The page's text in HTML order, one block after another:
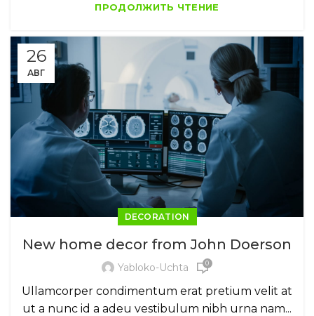
ПРОДОЛЖИТЬ ЧТЕНИЕ
26
АВГ
DECORATION
New home decor from John Doerson
Yabloko-Uchta 0
Ullamcorper condimentum erat pretium velit at
ut a nunc id a adeu vestibulum nibh urna nam...